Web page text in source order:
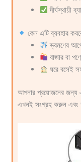
দীর্ঘস্থায়ী
কেন এটি ব্যবহার
ভ্রমণের
বাজার বা
ঘরে বসেই
আপনার প্রয়োজনের জন্য
এখনই সংগ্রহ করুন এবং